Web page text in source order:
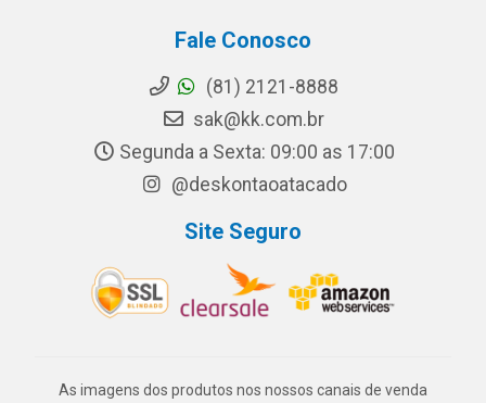
Fale Conosco
(81) 2121-8888
sak@kk.com.br
Segunda a Sexta: 09:00 as 17:00
@deskontaoatacado
Site Seguro
As imagens dos produtos nos nossos canais de venda